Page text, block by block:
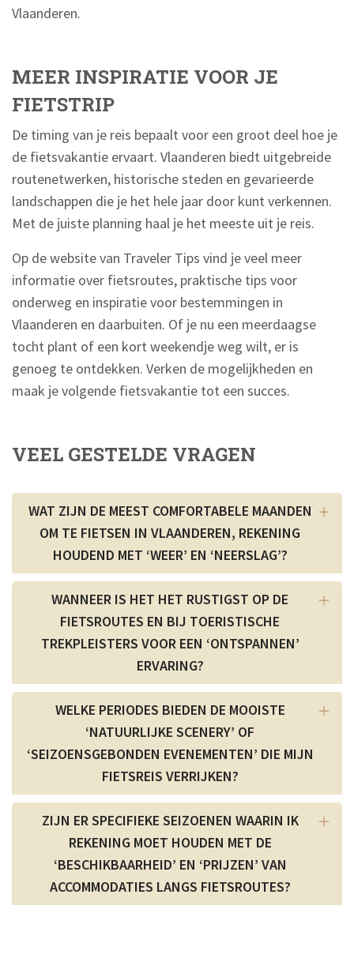
Vlaanderen.
MEER INSPIRATIE VOOR JE
FIETSTRIP
De timing van je reis bepaalt voor een groot deel hoe je
de fietsvakantie ervaart. Vlaanderen biedt uitgebreide
routenetwerken, historische steden en gevarieerde
landschappen die je het hele jaar door kunt verkennen.
Met de juiste planning haal je het meeste uit je reis.
Op de website van Traveler Tips vind je veel meer
informatie over fietsroutes, praktische tips voor
onderweg en inspiratie voor bestemmingen in
Vlaanderen en daarbuiten. Of je nu een meerdaagse
tocht plant of een kort weekendje weg wilt, er is
genoeg te ontdekken. Verken de mogelijkheden en
maak je volgende fietsvakantie tot een succes.
VEEL GESTELDE VRAGEN
WAT ZIJN DE MEEST COMFORTABELE MAANDEN
OM TE FIETSEN IN VLAANDEREN, REKENING
HOUDEND MET ‘WEER’ EN ‘NEERSLAG’?
WANNEER IS HET HET RUSTIGST OP DE
FIETSROUTES EN BIJ TOERISTISCHE
TREKPLEISTERS VOOR EEN ‘ONTSPANNEN’
ERVARING?
WELKE PERIODES BIEDEN DE MOOISTE
‘NATUURLIJKE SCENERY’ OF
‘SEIZOENSGEBONDEN EVENEMENTEN’ DIE MIJN
FIETSREIS VERRIJKEN?
ZIJN ER SPECIFIEKE SEIZOENEN WAARIN IK
REKENING MOET HOUDEN MET DE
‘BESCHIKBAARHEID’ EN ‘PRIJZEN’ VAN
ACCOMMODATIES LANGS FIETSROUTES?